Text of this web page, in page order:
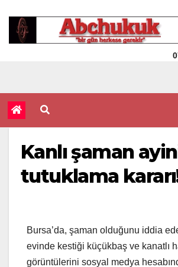
Kanlı şaman
tutuklama
Bursa’da, şaman olduğunu iddia
evinde kestiği küçükbaş ve kanatlı
görüntülerini sosyal medya